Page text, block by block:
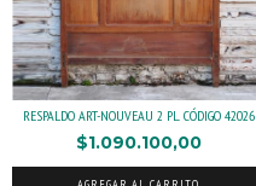
RESPALDO ART-NOUVEAU 2 PL. CÓDIGO 42026
$1.090.100,00